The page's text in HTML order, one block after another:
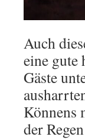
Auch
eine gute
Gäste
Könnens
der